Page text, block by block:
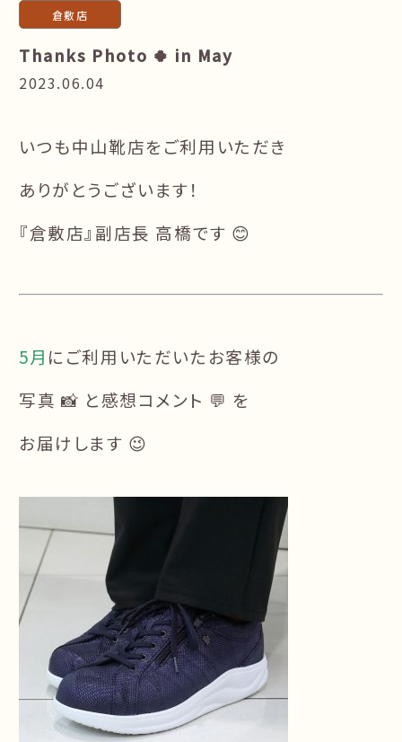
倉敷店
Thanks Photo 🍀 in May
2023.06.04
いつも中山靴店をご利用いただき
ありがとうございます！
『倉敷店』副店長 高橋です 😊
5月 にご利用いただいたお客様の
写真 📸 と感想コメント 💬 を
お届けします 😉